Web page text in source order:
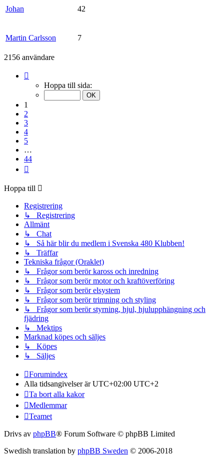
Johan 42
Martin Carlsson 7
2156 användare
Hoppa till sida:
1
2
3
4
5
…
44
Hoppa till
Registrering
↳ Registrering
Allmänt
↳ Chat
↳ Så här blir du medlem i Svenska 480 Klubben!
↳ Träffar
Tekniska frågor (Oraklet)
↳ Frågor som berör kaross och inredning
↳ Frågor som berör motor och kraftöverföring
↳ Frågor som berör elsystem
↳ Frågor som berör trimning och styling
↳ Frågor som berör styrning, hjul, hjulupphängning och
fjädring
↳ Mektips
Marknad köpes och säljes
↳ Köpes
↳ Säljes
Forumindex
Alla tidsangivelser är UTC+02:00 UTC+2
Ta bort alla kakor
Medlemmar
Teamet
Drivs av phpBB® Forum Software © phpBB Limited
Swedish translation by phpBB Sweden © 2006-2018